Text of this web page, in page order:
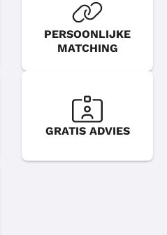
PERSOONLIJKE
MATCHING
GRATIS ADVIES